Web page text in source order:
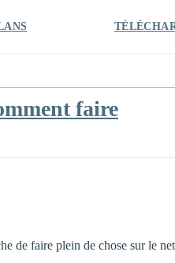
faire
de faire plein de chose sur le